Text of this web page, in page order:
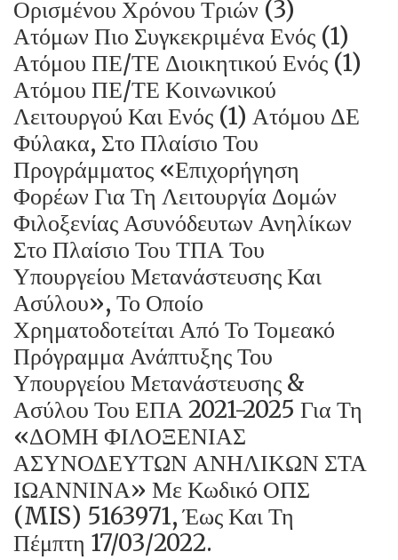
Ορισμένου Χρόνου Τριών (3)
Ατόμων Πιο Συγκεκριμένα Ενός (1)
Ατόμου ΠΕ/ΤΕ Διοικητικού Ενός (1)
Ατόμου ΠΕ/ΤΕ Κοινωνικού
Λειτουργού Και Ενός (1) Ατόμου ΔΕ
Φύλακα, Στο Πλαίσιο Του
Προγράμματος «Επιχορήγηση
Φορέων Για Τη Λειτουργία Δομών
Φιλοξενίας Ασυνόδευτων Ανηλίκων
Στο Πλαίσιο Του ΤΠΑ Του
Υπουργείου Μετανάστευσης Και
Ασύλου», Το Οποίο
Χρηματοδοτείται Από Το Τομεακό
Πρόγραμμα Ανάπτυξης Του
Υπουργείου Μετανάστευσης &
Ασύλου Του ΕΠΑ 2021-2025 Για Τη
«ΔΟΜΗ ΦΙΛΟΞΕΝΙΑΣ
ΑΣΥΝΟΔΕΥΤΩΝ ΑΝΗΛΙΚΩΝ ΣΤΑ
ΙΩΑΝΝΙΝΑ» Με Κωδικό ΟΠΣ
(MIS) 5163971, Έως Και Τη
Πέμπτη 17/03/2022.